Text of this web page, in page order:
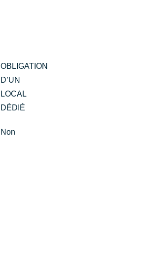
OBLIGATION
D’UN
LOCAL
DÉDIÉ
Non